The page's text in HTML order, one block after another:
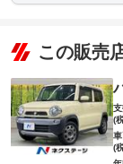
この販売
(
(